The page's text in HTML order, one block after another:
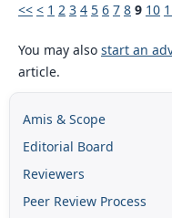
<< < 1 2 3 4 5 6 7 8 9 10
You may also start an
article.
Amis & Scope
Editorial Board
Reviewers
Peer Review Process